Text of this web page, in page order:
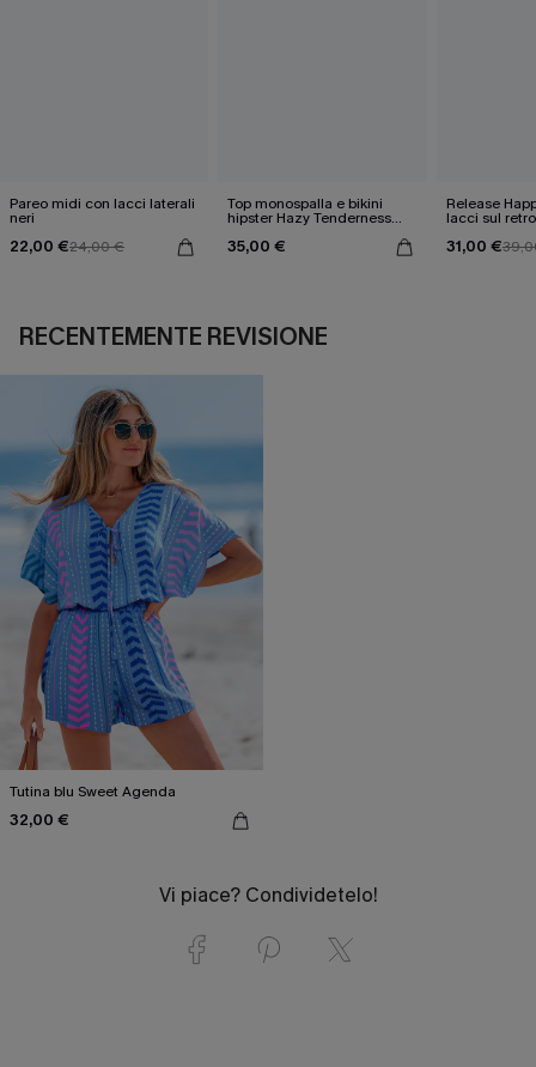
Pareo midi con lacci laterali
neri
22,00 €24,00 €
Top monospalla e bikini
hipster Hazy Tenderness
35,00 €
Release
lacci sul
31,00 €
RECENTEMENTE REVISIONE
Tutina blu Sweet Agenda
32,00 €
Vi piace? Condividetelo!